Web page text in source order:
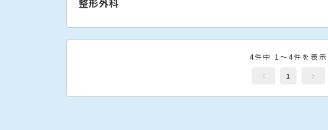
整形外科
4件中 1～4件を表示
1